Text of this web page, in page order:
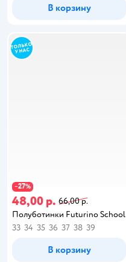
В корзину
−27%
48,00 р. 66,00 р.
Полуботинки Futurino School
33 34 35 36 37 38 39
В корзину